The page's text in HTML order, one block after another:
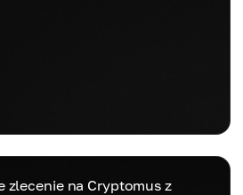
zlecenie na Cryptomus z